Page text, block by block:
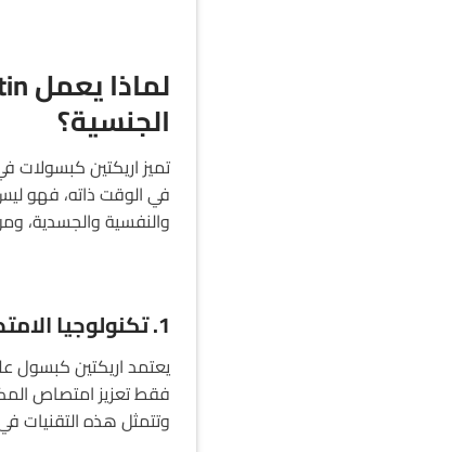
الجنسية؟
تميز اريكتين كبسولات
في الوقت ذاته، فهو
والنفسية والجسدية،
1. تكنولوجيا الامتصاص المتطورة
فقط تعزيز امتصاص
وتتمثل هذه التقنيات